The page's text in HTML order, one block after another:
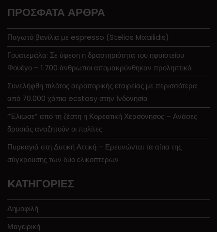
ΠΡΌΣΦΑΤΑ ΆΡΘΡΑ
Παγωτό βανίλια με espresso (Stelios Mixailidis)
Γουατεμάλα: Σε ύφεση η δραστηριότητα του ηφαιστείου
Φουέγο – 1.700 άνθρωποι απομακρύνθηκαν προληπτικά
Συνελήφθη πιλότος αεροπορικής εταιρείας με περισσότερα
από 70.000 χάπια ecstasy στην Ινδονησία
“Έλιωσε” από τη ζέστη η Κορεατική Χερσόνησος – Ανάσες
δροσιάς αναζητούν οι πολίτες
Πυρκαγιά στη Δυτική Αττική – Ερευνώνται τα αίτια της
σύγκρουσης των δύο ελικοπτέρων
KΑΤΗΓΟΡΊΕΣ
Δημοφιλή
Μαγειρική